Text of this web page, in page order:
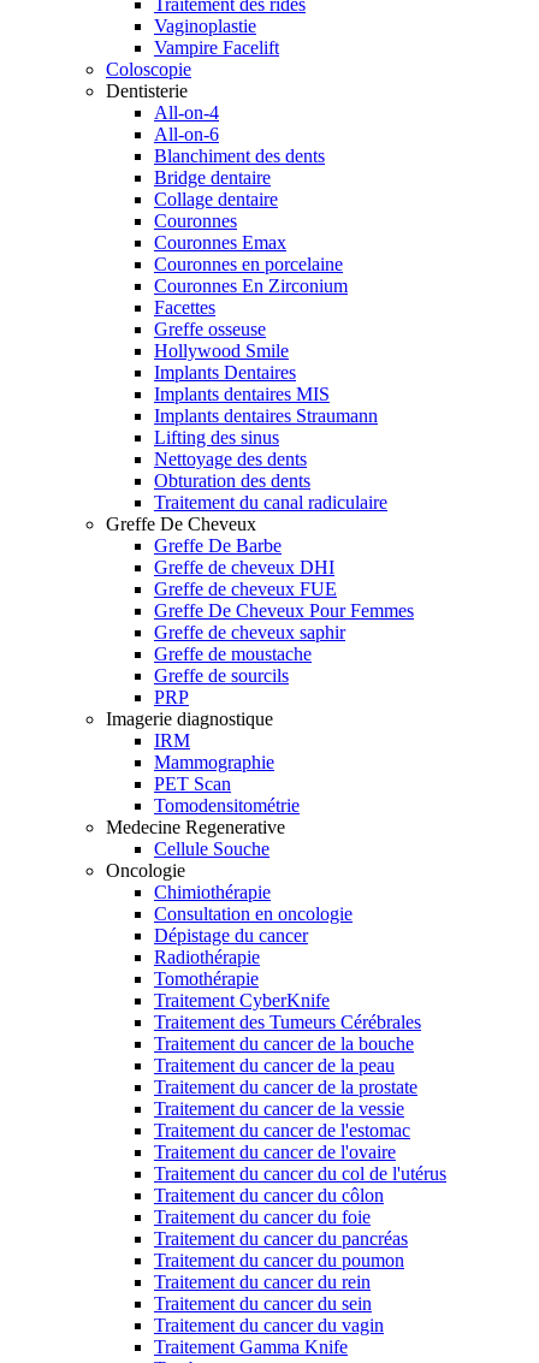
Vaginoplastie
Vampire Facelift
Coloscopie
Dentisterie
All-on-4
All-on-6
Blanchiment des dents
Bridge dentaire
Collage dentaire
Couronnes
Couronnes Emax
Couronnes en porcelaine
Couronnes En Zirconium
Facettes
Greffe osseuse
Hollywood Smile
Implants Dentaires
Implants dentaires MIS
Implants dentaires Straumann
Lifting des sinus
Nettoyage des dents
Obturation des dents
Traitement du canal radiculaire
Greffe De Cheveux
Greffe De Barbe
Greffe de cheveux DHI
Greffe de cheveux FUE
Greffe De Cheveux Pour Femmes
Greffe de cheveux saphir
Greffe de moustache
Greffe de sourcils
PRP
Imagerie diagnostique
IRM
Mammographie
PET Scan
Tomodensitométrie
Medecine Regenerative
Cellule Souche
Oncologie
Chimiothérapie
Consultation en oncologie
Dépistage du cancer
Radiothérapie
Tomothérapie
Traitement CyberKnife
Traitement des Tumeurs Cérébrales
Traitement du cancer de la bouche
Traitement du cancer de la peau
Traitement du cancer de la prostate
Traitement du cancer de la vessie
Traitement du cancer de l'estomac
Traitement du cancer de l'ovaire
Traitement du cancer du col de l'utérus
Traitement du cancer du côlon
Traitement du cancer du foie
Traitement du cancer du pancréas
Traitement du cancer du poumon
Traitement du cancer du rein
Traitement du cancer du sein
Traitement du cancer du vagin
Traitement Gamma Knife